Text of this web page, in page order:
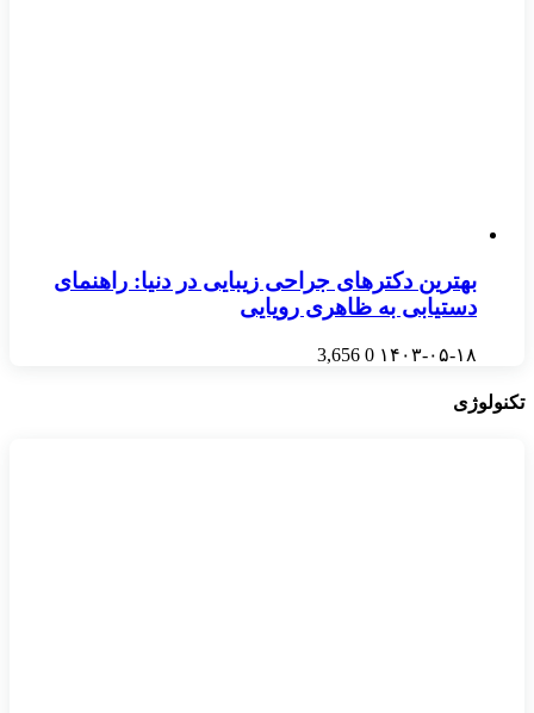
بهترین دکترهای جراحی زیبایی در دنیا: راهنمای
دستیابی به ظاهری رویایی
۱۴۰۳-۰۵-۱۸ 0
3,656
تکنولوژی